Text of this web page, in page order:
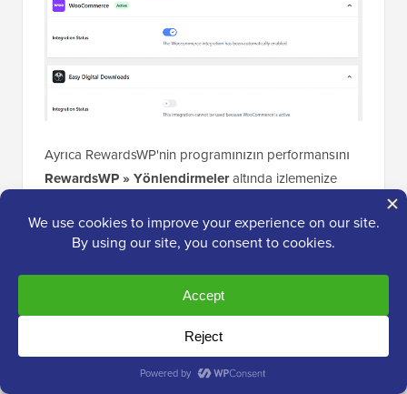
Ayrıca RewardsWP'nin programınızın performansını
RewardsWP » Yönlendirmeleraltında izlemenize
kimin gönderdiğini, kimin aldığını ve durumlarını
görebilirsiniz.
Bu, en iyi savunucuları belirlemeyi ve zamanla daha
fazla yönlendirmeyi teşvik etmeyi kolaylaştırır.